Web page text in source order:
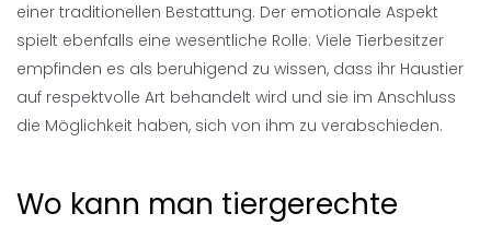
einer traditionellen Bestattung. Der emotionale Aspekt
spielt ebenfalls eine wesentliche Rolle: Viele Tierbesitzer
empfinden es als beruhigend zu wissen, dass ihr Haustier
auf respektvolle Art behandelt wird und sie im Anschluss
die Möglichkeit haben, sich von ihm zu verabschieden.
Wo kann man tiergerechte